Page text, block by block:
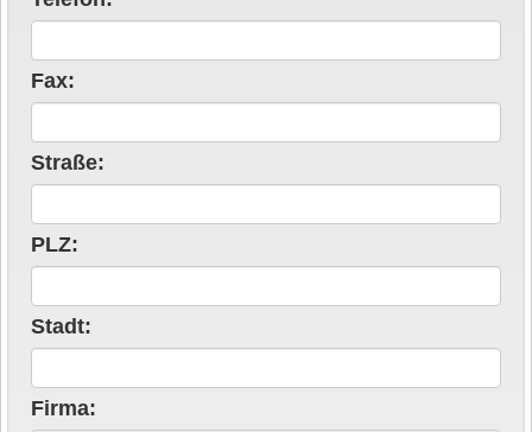
Fax:
Straße:
PLZ:
Stadt:
Firma: